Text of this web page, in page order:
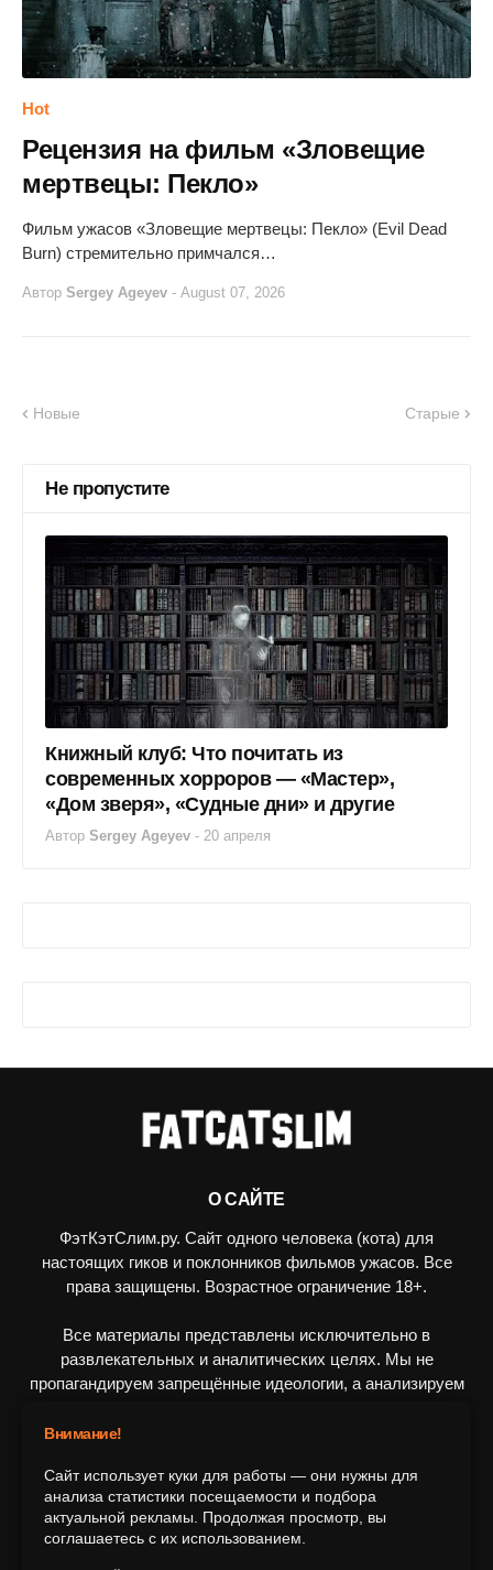
Hot
Рецензия на фильм «Зловещие
мертвецы: Пекло»
Фильм ужасов «Зловещие мертвецы: Пекло» (Evil Dead
Burn) стремительно примчался…
Автор Sergey Ageyev - August 07, 2026
Новые Старые
Не пропустите
Книжный клуб: Что почитать из
современных хорроров — «Мастер»,
«Дом зверя», «Судные дни» и другие
Автор Sergey Ageyev - 20 апреля
О САЙТЕ
ФэтКэтСлим.ру. Сайт одного человека (кота) для
настоящих гиков и поклонников фильмов ужасов. Все
права защищены. Возрастное ограничение 18+.
Все материалы представлены исключительно в
развлекательных и аналитических целях. Мы не
пропагандируем запрещённые идеологии, а анализируем
ПОДПИШИТЕСЬ НА НАС
Внимание!
Сайт использует куки для работы — они нужны для
анализа статистики посещаемости и подбора
актуальной рекламы. Продолжая просмотр, вы
соглашаетесь с их использованием.